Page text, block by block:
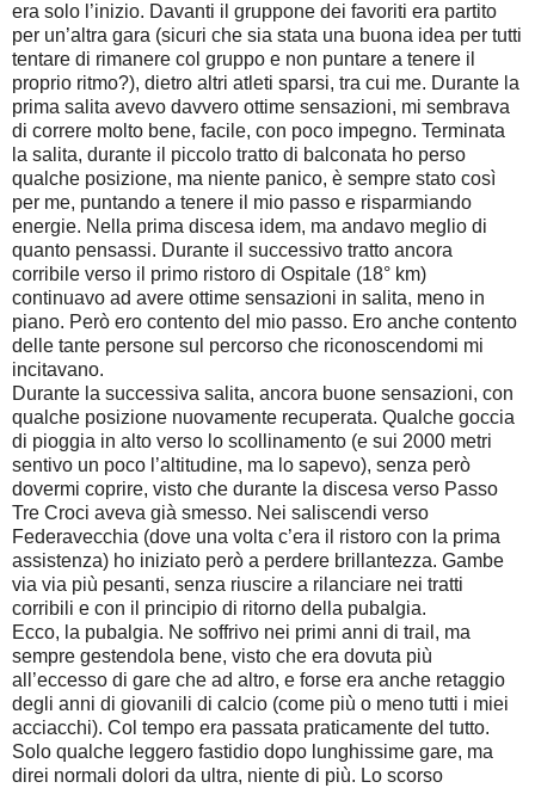
era solo l’inizio. Davanti il gruppone dei favoriti era partito
per un’altra gara (sicuri che sia stata una buona idea per tutti
tentare di rimanere col gruppo e non puntare a tenere il
proprio ritmo?), dietro altri atleti sparsi, tra cui me. Durante la
prima salita avevo davvero ottime sensazioni, mi sembrava
di correre molto bene, facile, con poco impegno. Terminata
la salita, durante il piccolo tratto di balconata ho perso
qualche posizione, ma niente panico, è sempre stato così
per me, puntando a tenere il mio passo e risparmiando
energie. Nella prima discesa idem, ma andavo meglio di
quanto pensassi. Durante il successivo tratto ancora
corribile verso il primo ristoro di Ospitale (18° km)
continuavo ad avere ottime sensazioni in salita, meno in
piano. Però ero contento del mio passo. Ero anche contento
delle tante persone sul percorso che riconoscendomi mi
incitavano.
Durante la successiva salita, ancora buone sensazioni, con
qualche posizione nuovamente recuperata. Qualche goccia
di pioggia in alto verso lo scollinamento (e sui 2000 metri
sentivo un poco l’altitudine, ma lo sapevo), senza però
dovermi coprire, visto che durante la discesa verso Passo
Tre Croci aveva già smesso. Nei saliscendi verso
Federavecchia (dove una volta c’era il ristoro con la prima
assistenza) ho iniziato però a perdere brillantezza. Gambe
via via più pesanti, senza riuscire a rilanciare nei tratti
corribili e con il principio di ritorno della pubalgia.
Ecco, la pubalgia. Ne soffrivo nei primi anni di trail, ma
sempre gestendola bene, visto che era dovuta più
all’eccesso di gare che ad altro, e forse era anche retaggio
degli anni di giovanili di calcio (come più o meno tutti i miei
acciacchi). Col tempo era passata praticamente del tutto.
Solo qualche leggero fastidio dopo lunghissime gare, ma
direi normali dolori da ultra, niente di più. Lo scorso